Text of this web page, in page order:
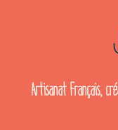
Artisanat français,